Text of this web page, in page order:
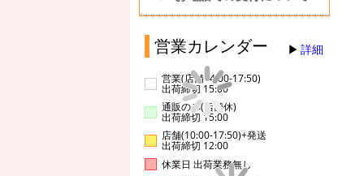
営業カレンダー 詳細
営業(店舗14:00-17:50)
出荷締切 15:00
通販のみ(店舗休)
出荷締切 15:00
店舗(10:00-17:50)+発送
出荷締切 12:00
休業日 出荷業務無し